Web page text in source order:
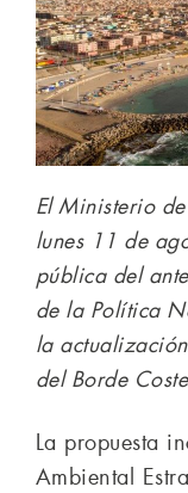
El Ministerio
lunes 11 de
pública del
de la Política
la
del Borde
La propuesta
Ambiental